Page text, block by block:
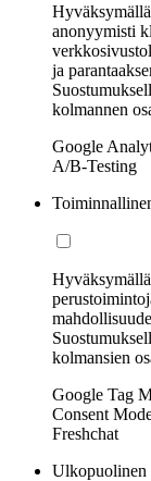
anonyymisti
ja
kolmannen
Google
A/B-Testing
kolmansien
Google Tag
Consent
Freshchat
Ulkopuolinen